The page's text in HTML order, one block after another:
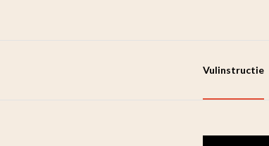
Vulinstructie